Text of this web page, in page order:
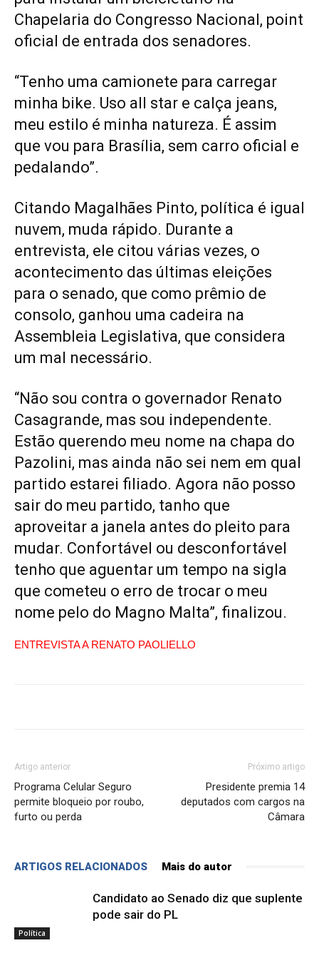
Chapelaria do Congresso Nacional, point
oficial de entrada dos senadores.
“Tenho uma camionete para carregar
minha bike. Uso all star e calça jeans,
meu estilo é minha natureza. É assim
que vou para Brasília, sem carro oficial e
pedalando”.
Citando Magalhães Pinto, política é igual
nuvem, muda rápido. Durante a
entrevista, ele citou várias vezes, o
acontecimento das últimas eleições
para o senado, que como prêmio de
consolo, ganhou uma cadeira na
Assembleia Legislativa, que considera
um mal necessário.
“Não sou contra o governador Renato
Casagrande, mas sou independente.
Estão querendo meu nome na chapa do
Pazolini, mas ainda não sei nem em qual
partido estarei filiado. Agora não posso
sair do meu partido, tanho que
aproveitar a janela antes do pleito para
mudar. Confortável ou desconfortável
tenho que aguentar um tempo na sigla
que cometeu o erro de trocar o meu
nome pelo do Magno Malta”, finalizou.
ENTREVISTA A RENATO PAOLIELLO
Artigo anterior
Programa Celular Seguro
permite bloqueio por roubo,
furto ou perda
Próximo artigo
Presidente premia 14
deputados com cargos na
Câmara
ARTIGOS RELACIONADOS Mais do autor
Política
Candidato ao Senado diz que suplente
pode sair do PL